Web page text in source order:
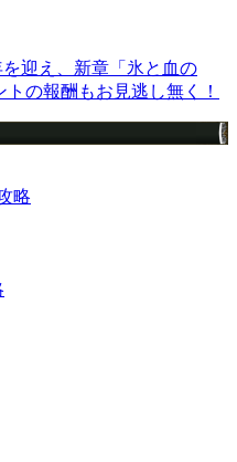
迎え、新章「氷と血の
の報酬もお見逃し無く！
略